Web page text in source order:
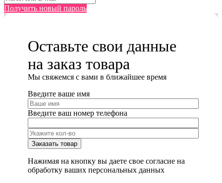
Получить новый пароль
Оставьте свои данные
на заказ товара
Мы cвяжемся с вами в ближайшее время
Введите ваше имя
Введите ваш номер телефона
Нажимая на кнопку вы даете свое согласие на
обработку ваших персональных данных